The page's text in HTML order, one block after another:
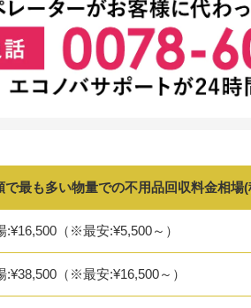
で最も多い物量での不用品回収料金相場
:¥16,500（※最安:¥5,500～）
:¥38,500（※最安:¥16,500～）